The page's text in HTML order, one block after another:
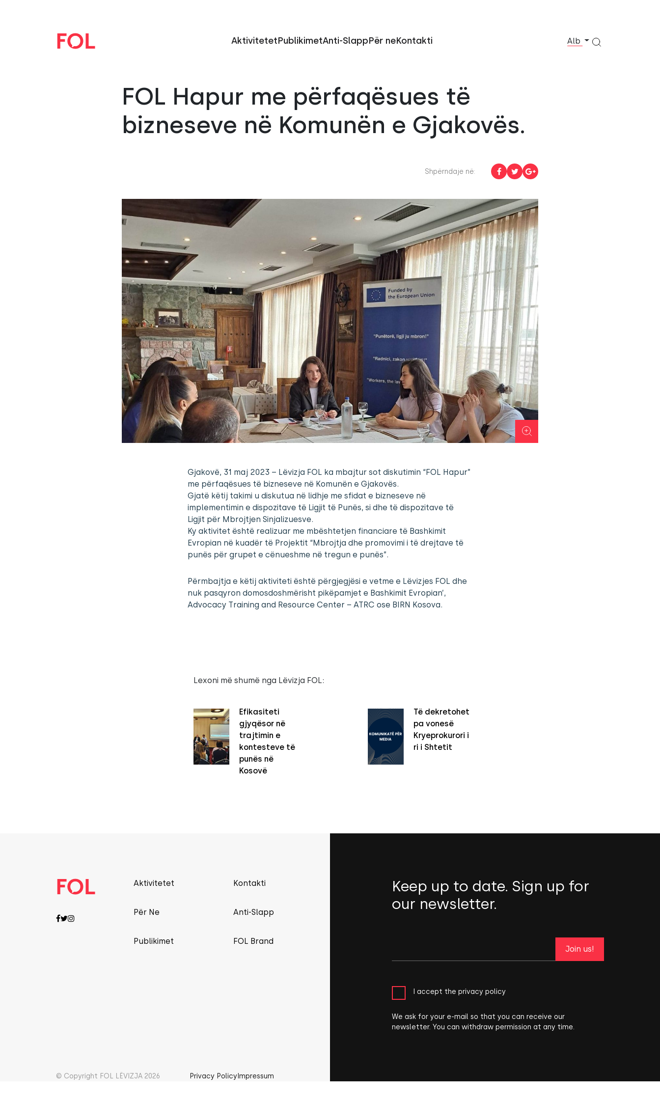
AktivitetetPublikimetAnti-SlappPër neKontakti Alb
FOL Hapur me përfaqësues të
bizneseve në Komunën e Gjakovës.
Shpërndaje në:
Gjakovë, 31 maj 2023 – Lëvizja FOL ka mbajtur sot diskutimin “FOL Hapur”
me përfaqësues të bizneseve në Komunën e Gjakovës.
Gjatë këtij takimi u diskutua në lidhje me sfidat e bizneseve në
implementimin e dispozitave të Ligjit të Punës, si dhe të dispozitave të
Ligjit për Mbrojtjen Sinjalizuesve.
Ky aktivitet është realizuar me mbështetjen financiare të Bashkimit
Evropian në kuadër të Projektit “Mbrojtja dhe promovimi i të drejtave të
punës për grupet e cënueshme në tregun e punës”.
Përmbajtja e këtij aktiviteti është përgjegjësi e vetme e Lëvizjes FOL dhe
nuk pasqyron domosdoshmërisht pikëpamjet e Bashkimit Evropian’,
Advocacy Training and Resource Center – ATRC ose BIRN Kosova.
Lexoni më shumë nga Lëvizja FOL:
Efikasiteti
gjyqësor në
trajtimin e
kontesteve të
punës në
Kosovë
Të dekretohet
pa vonesë
Kryeprokurori i
ri i Shtetit
Aktivitetet
Për Ne
Publikimet
Kontakti
Anti-Slapp
FOL Brand
© Copyright FOL LËVIZJA 2026 Privacy Policy Impressum
Keep up to date. Sign up for
our newsletter.
Join us!
I accept the privacy policy
We ask for your e-mail so that you can receive our
newsletter. You can withdraw permission at any time.